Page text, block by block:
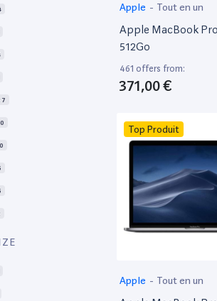
Apple - Tout en un
Apple MacBook Pro
512Go
461 offers from:
371,00 €
Top Produit
Apple - Tout en un